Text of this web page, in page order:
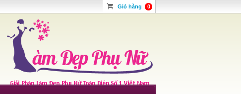
Giỏ hàng 0